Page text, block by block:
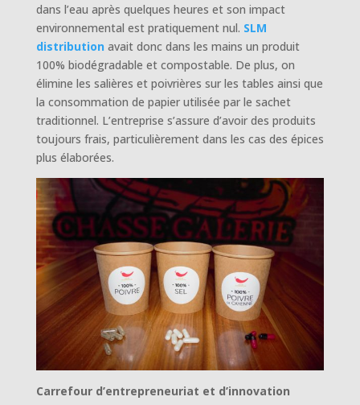
dans l’eau après quelques heures et son impact
environnemental est pratiquement nul. SLM
distributionavait donc dans les mains un produit
100% biodégradable et compostable. De plus, on
élimine les salières et poivrières sur les tables ainsi que
la consommation de papier utilisée par le sachet
traditionnel. L’entreprise s’assure d’avoir des produits
toujours frais, particulièrement dans les cas des épices
plus élaborées.
Carrefour d’entrepreneuriat et d’innovation